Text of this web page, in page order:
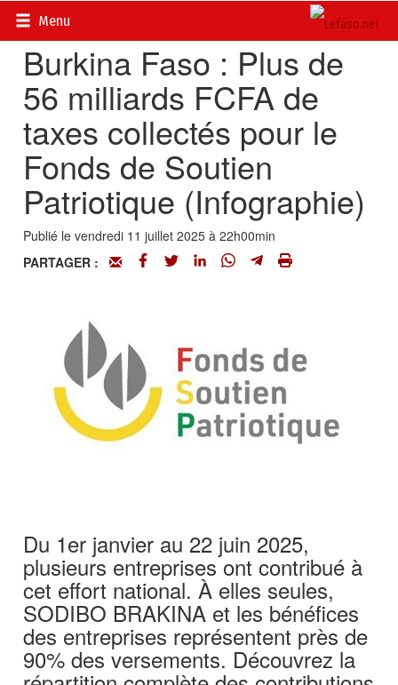
Menu
Accueil>
Burkina Faso : Plus de
56 milliards FCFA de
taxes collectés pour le
Fonds de Soutien
Patriotique (Infographie)
Publié le vendredi 11 juillet 2025 à 22h00min
PARTAGER :
Du 1er janvier au 22 juin 2025,
plusieurs entreprises ont contribué à
cet effort national. À elles seules,
SODIBO BRAKINA et les bénéfices
des entreprises représentent près de
90% des versements. Découvrez la